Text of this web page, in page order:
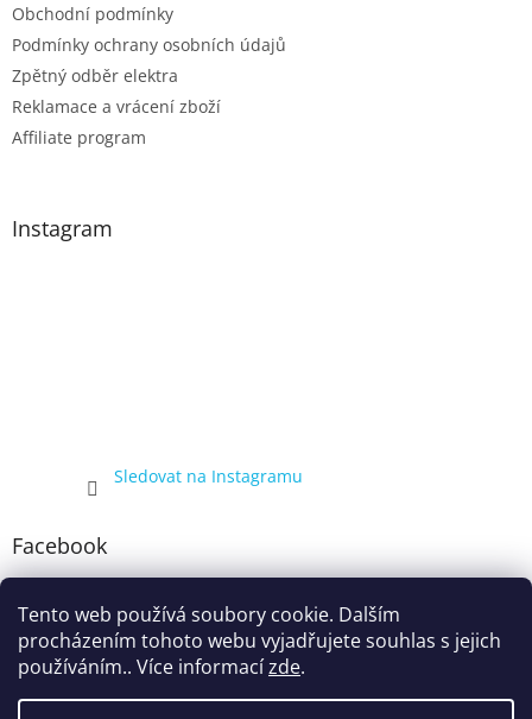
Tento web používá soubory cookie. Dalším
procházením tohoto webu vyjadřujete souhlas s jejich
používáním.. Více informacízde.
Obchodní podmínky
Podmínky ochrany osobních údajů
Zpětný odběr elektra
Reklamace a vrácení zboží
Affiliate program
Instagram
Sledovat na Instagramu
Facebook